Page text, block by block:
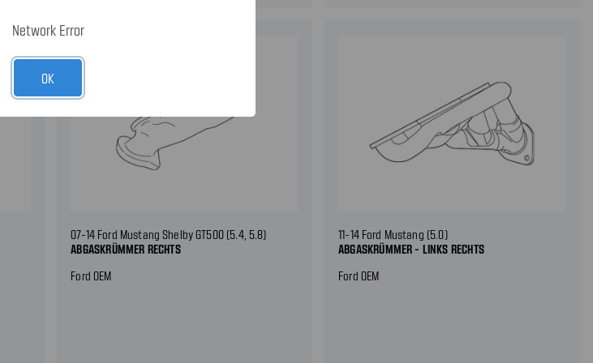
07-14 Ford Mustang Shelby GT500 (5.4, 5.8)
ABGASKRÜMMER RECHTS
Ford OEM
11-14 Ford Mustang (5.0)
ABGASKRÜMMER - LINKS RECHTS
Ford OEM
Network Error
OK